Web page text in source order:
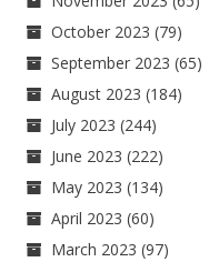
October 2023 (79)
September 2023 (65)
August 2023 (184)
July 2023 (244)
June 2023 (222)
May 2023 (134)
April 2023 (60)
March 2023 (97)